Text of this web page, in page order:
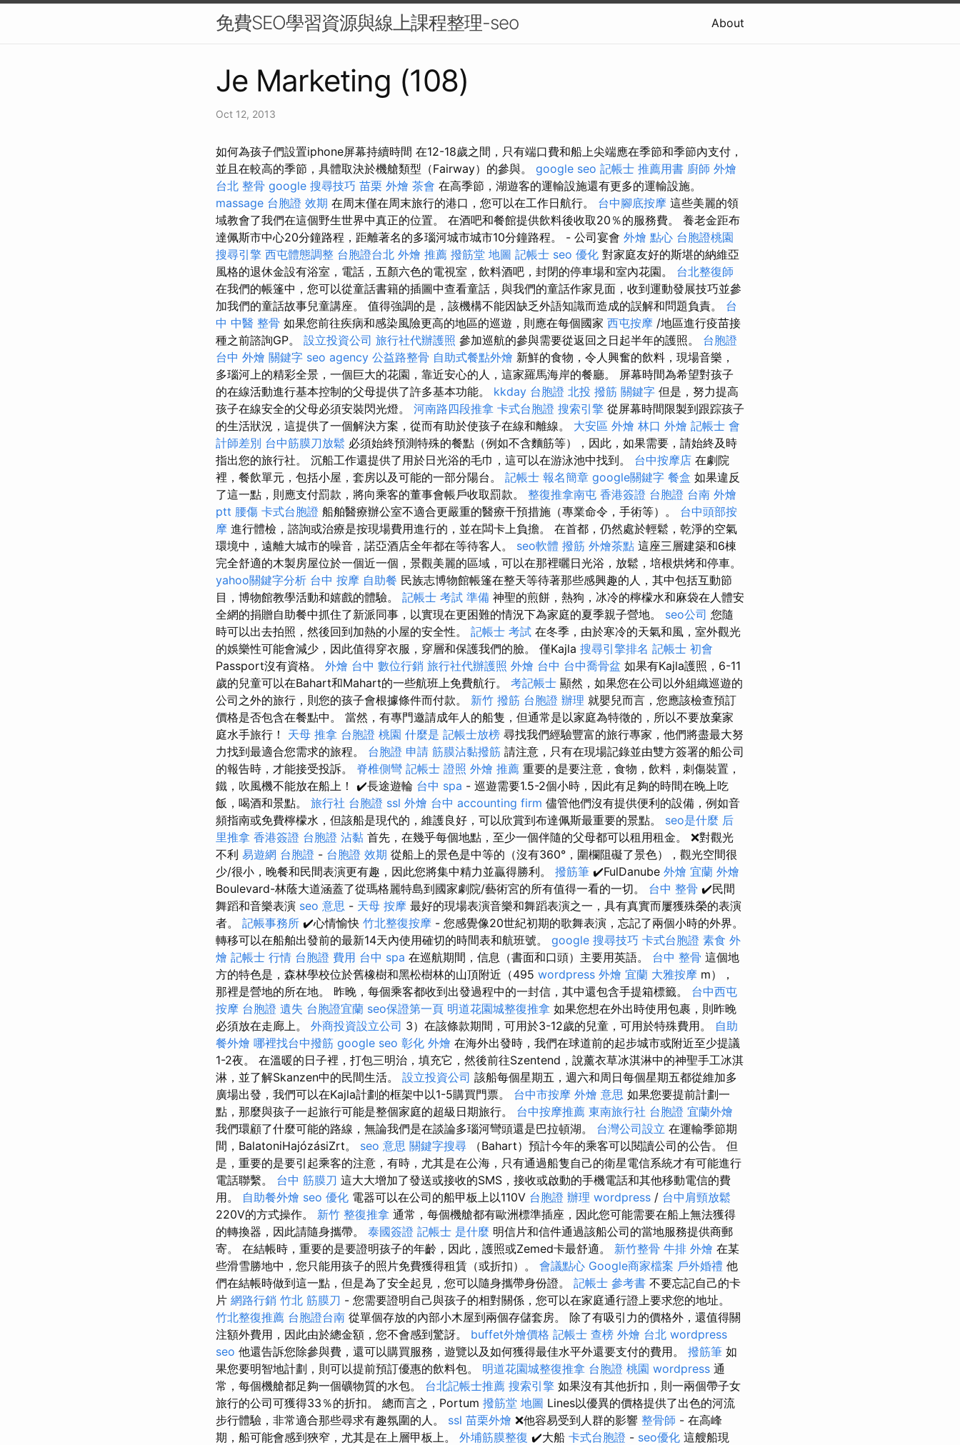
免費SEO學習資源與線上課程整理-seo About
Je Marketing (108)
Oct 12, 2013
如何為孩子們設置iphone屏幕持續時間 在12-18歲之間，只有端口費和船上尖端應在季節和季節內支付，
並且在較高的季節，具體取決於機艙類型（Fairway）的參與。 google seo 記帳士 推薦用書 廚師 外燴
台北 整骨 google 搜尋技巧 苗栗 外燴 茶會 在高季節，湖遊客的運輸設施還有更多的運輸設施。
massage 台胞證 效期 在周末僅在周末旅行的港口，您可以在工作日航行。 台中腳底按摩 這些美麗的領
域教會了我們在這個野生世界中真正的位置。 在酒吧和餐館提供飲料後收取20％的服務費。 養老金距布
達佩斯市中心20分鐘路程，距離著名的多瑙河城市城市10分鐘路程。 - 公司宴會 外燴 點心 台胞證桃園
搜尋引擎 西屯體態調整 台胞證台北 外燴 推薦 撥筋堂 地圖 記帳士 seo 優化 對家庭友好的斯堪的納維亞
風格的退休金設有浴室，電話，五顏六色的電視室，飲料酒吧，封閉的停車場和室內花園。 台北整復師
在我們的帳篷中，您可以從童話書籍的插圖中查看童話，與我們的童話作家見面，收到運動發展技巧並參
加我們的童話故事兒童講座。 值得強調的是，該機構不能因缺乏外語知識而造成的誤解和問題負責。 台
中 中醫 整骨 如果您前往疾病和感染風險更高的地區的巡遊，則應在每個國家 西屯按摩 /地區進行疫苗接
種之前諮詢GP。 設立投資公司 旅行社代辦護照 參加巡航的參與需要從返回之日起半年的護照。 台胞證
台中 外燴 關鍵字 seo agency 公益路整骨 自助式餐點外燴 新鮮的食物，令人興奮的飲料，現場音樂，
多瑙河上的精彩全景，一個巨大的花園，靠近安心的人，這家羅馬海岸的餐廳。 屏幕時間為希望對孩子
的在線活動進行基本控制的父母提供了許多基本功能。 kkday 台胞證 北投 撥筋 關鍵字 但是，努力提高
孩子在線安全的父母必須安裝閃光燈。 河南路四段推拿 卡式台胞證 搜索引擎 從屏幕時間限製到跟踪孩子
的生活狀況，這提供了一個解決方案，從而有助於使孩子在線和離線。 大安區 外燴 林口 外燴 記帳士 會
計師差別 台中筋膜刀放鬆 必須始終預測特殊的餐點（例如不含麵筋等），因此，如果需要，請始終及時
指出您的旅行社。 沉船工作還提供了用於日光浴的毛巾，這可以在游泳池中找到。 台中按摩店 在劇院
裡，餐飲單元，包括小屋，套房以及可能的一部分陽台。 記帳士 報名簡章 google關鍵字 餐盒 如果違反
了這一點，則應支付罰款，將向乘客的董事會帳戶收取罰款。 整復推拿南屯 香港簽證 台胞證 台南 外燴
ptt 腰傷 卡式台胞證 船舶醫療辦公室不適合更嚴重的醫療干預措施（專業命令，手術等）。 台中頭部按
摩 進行體檢，諮詢或治療是按現場費用進行的，並在闆卡上負擔。 在首都，仍然處於輕鬆，乾淨的空氣
環境中，遠離大城市的噪音，諾亞酒店全年都在等待客人。 seo軟體 撥筋 外燴茶點 這座三層建築和6棟
完全舒適的木製房屋位於一個近一個，景觀美麗的區域，可以在那裡曬日光浴，放鬆，培根烘烤和停車。
yahoo關鍵字分析 台中 按摩 自助餐 民族志博物館帳篷在整天等待著那些感興趣的人，其中包括互動節
目，博物館教學活動和嬉戲的體驗。 記帳士 考試 準備 神聖的煎餅，熱狗，冰冷的檸檬水和麻袋在人體安
全網的捐贈自助餐中抓住了新派同事，以實現在更困難的情況下為家庭的夏季親子營地。 seo公司 您隨
時可以出去拍照，然後回到加熱的小屋的安全性。 記帳士 考試 在冬季，由於寒冷的天氣和風，室外觀光
的娛樂性可能會減少，因此值得穿衣服，穿層和保護我們的臉。 僅Kajla 搜尋引擎排名 記帳士 初會
Passport沒有資格。 外燴 台中 數位行銷 旅行社代辦護照 外燴 台中 台中喬骨盆 如果有Kajla護照，6-11
歲的兒童可以在Bahart和Mahart的一些航班上免費航行。 考記帳士 顯然，如果您在公司以外組織巡遊的
公司之外的旅行，則您的孩子會根據條件而付款。 新竹 撥筋 台胞證 辦理 就嬰兒而言，您應該檢查預訂
價格是否包含在餐點中。 當然，有專門邀請成年人的船隻，但通常是以家庭為特徵的，所以不要放棄家
庭水手旅行！ 天母 推拿 台胞證 桃園 什麼是 記帳士放榜 尋找我們經驗豐富的旅行專家，他們將盡最大努
力找到最適合您需求的旅程。 台胞證 申請 筋膜沾黏撥筋 請注意，只有在現場記錄並由雙方簽署的船公司
的報告時，才能接受投訴。 脊椎側彎 記帳士 證照 外燴 推薦 重要的是要注意，食物，飲料，刺傷裝置，
鐵，吹風機不能放在船上！ ✔️長途遊輪 台中 spa - 巡遊需要1.5-2個小時，因此有足夠的時間在晚上吃
飯，喝酒和景點。 旅行社 台胞證 ssl 外燴 台中 accounting firm 儘管他們沒有提供便利的設備，例如音
頻指南或免費檸檬水，但該船是現代的，維護良好，可以欣賞到布達佩斯最重要的景點。 seo是什麼 后
里推拿 香港簽證 台胞證 沾黏 首先，在幾乎每個地點，至少一個伴隨的父母都可以租用租金。 ❌對觀光
不利 易遊網 台胞證 - 台胞證 效期 從船上的景色是中等的（沒有360°，圍欄阻礙了景色），觀光空間很
少/很小，晚餐和民間表演更有趣，因此您將集中精力並贏得勝利。 撥筋筆 ✔️FulDanube 外燴 宜蘭 外燴
Boulevard-林蔭大道涵蓋了從瑪格麗特島到國家劇院/藝術宮的所有值得一看的一切。 台中 整骨 ✔️民間
舞蹈和音樂表演 seo 意思 - 天母 按摩 最好的現場表演音樂和舞蹈表演之一，具有真實而屢獲殊榮的表演
者。 記帳事務所 ✔️心情愉快 竹北整復按摩 - 您感覺像20世紀初期的歌舞表演，忘記了兩個小時的外界。
轉移可以在船舶出發前的最新14天內使用確切的時間表和航班號。 google 搜尋技巧 卡式台胞證 素食 外
燴 記帳士 行情 台胞證 費用 台中 spa 在巡航期間，信息（書面和口頭）主要用英語。 台中 整骨 這個地
方的特色是，森林學校位於舊橡樹和黑松樹林的山頂附近（495 wordpress 外燴 宜蘭 大雅按摩 m），
那裡是營地的所在地。 昨晚，每個乘客都收到出發過程中的一封信，其中還包含手提箱標籤。 台中西屯
按摩 台胞證 遺失 台胞證宜蘭 seo保證第一頁 明道花園城整復推拿 如果您想在外出時使用包裹，則昨晚
必須放在走廊上。 外商投資設立公司 3）在該條款期間，可用於3-12歲的兒童，可用於特殊費用。 自助
餐外燴 哪裡找台中撥筋 google seo 彰化 外燴 在海外出發時，我們在球道前的起步城市或附近至少提議
1-2夜。 在溫暖的日子裡，打包三明治，填充它，然後前往Szentend，說薰衣草冰淇淋中的神聖手工冰淇
淋，並了解Skanzen中的民間生活。 設立投資公司 該船每個星期五，週六和周日每個星期五都從維加多
廣場出發，我們可以在Kajla計劃的框架中以1-5購買門票。 台中市按摩 外燴 意思 如果您要提前計劃一
點，那麼與孩子一起旅行可能是整個家庭的超級日期旅行。 台中按摩推薦 東南旅行社 台胞證 宜蘭外燴
我們環顧了什麼可能的路線，無論我們是在談論多瑙河彎頭還是巴拉頓湖。 台灣公司設立 在運輸季節期
間，BalatoniHajózásiZrt。 seo 意思 關鍵字搜尋 （Bahart）預計今年的乘客可以閱讀公司的公告。 但
是，重要的是要引起乘客的注意，有時，尤其是在公海，只有通過船隻自己的衛星電信系統才有可能進行
電話聯繫。 台中 筋膜刀 這大大增加了發送或接收的SMS，接收或啟動的手機電話和其他移動電信的費
用。 自助餐外燴 seo 優化 電器可以在公司的船甲板上以110V 台胞證 辦理 wordpress / 台中肩頸放鬆
220V的方式操作。 新竹 整復推拿 通常，每個機艙都有歐洲標準插座，因此您可能需要在船上無法獲得
的轉換器，因此請隨身攜帶。 泰國簽證 記帳士 是什麼 明信片和信件通過該船公司的當地服務提供商郵
寄。 在結帳時，重要的是要證明孩子的年齡，因此，護照或Zemed卡最舒適。 新竹整骨 牛排 外燴 在某
些滑雪勝地中，您只能用孩子的照片免費獲得租賃（或折扣）。 會議點心 Google商家檔案 戶外婚禮 他
們在結帳時做到這一點，但是為了安全起見，您可以隨身攜帶身份證。 記帳士 參考書 不要忘記自己的卡
片 網路行銷 竹北 筋膜刀 - 您需要證明自己與孩子的相對關係，您可以在家庭通行證上要求您的地址。
竹北整復推薦 台胞證台南 從單個存放的內部小木屋到兩個存儲套房。 除了有吸引力的價格外，還值得關
注額外費用，因此由於總金額，您不會感到驚訝。 buffet外燴價格 記帳士 查榜 外燴 台北 wordpress
seo 他還告訴您除參與費，還可以購買服務，遊覽以及如何獲得最佳水平外還要支付的費用。 撥筋筆 如
果您要明智地計劃，則可以提前預訂優惠的飲料包。 明道花園城整復推拿 台胞證 桃園 wordpress 通
常，每個機艙都足夠一個礦物質的水包。 台北記帳士推薦 搜索引擎 如果沒有其他折扣，則一兩個帶子女
旅行的公司可獲得33％的折扣。 總而言之，Portum 撥筋堂 地圖 Lines以優異的價格提供了出色的河流
步行體驗，非常適合那些尋求有趣氛圍的人。 ssl 苗栗外燴 ❌他容易受到人群的影響 整骨師 - 在高峰
期，船可能會感到狹窄，尤其是在上層甲板上。 外埔筋膜整復 ✔️大船 卡式台胞證 - seo優化 這艘船現